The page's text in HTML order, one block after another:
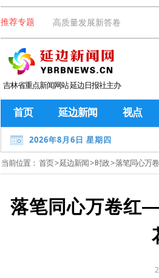
推荐专题 高质量发展新答卷
吉林省重点新闻网站 延边日报社主办
首页 延边新闻 视点
2026年8月6日 星期四
当前位置： 首页>延边新闻>时政> 落笔同心万
落笔同心万卷红